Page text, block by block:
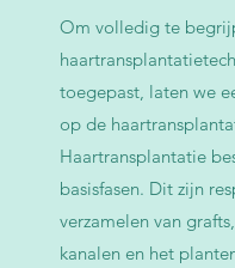
Om volledig te
toegepast, laten we
op de
Haartransplantatie
basisfasen. Dit zijn
verzamelen van
kanalen en het